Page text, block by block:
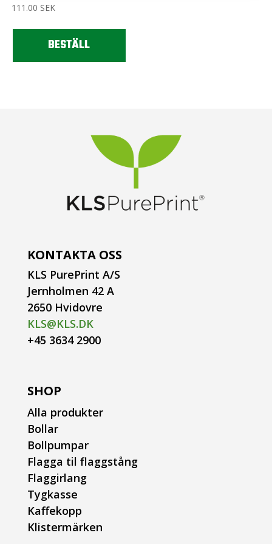
111.00 SEK
BESTÄLL
KONTAKTA OSS
KLS PurePrint A/S
Jernholmen 42 A
2650 Hvidovre
KLS@KLS.DK
+45 3634 2900
SHOP
Alla produkter
Bollar
Bollpumpar
Flagga til flaggstång
Flaggirlang
Tygkasse
Kaffekopp
Klistermärken